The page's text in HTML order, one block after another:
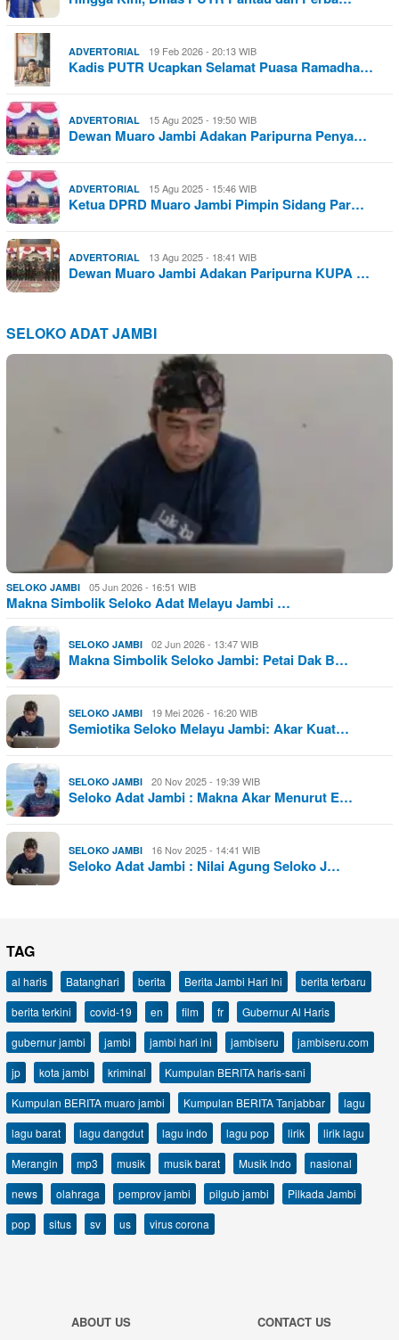
ADVERTORIAL 19 Feb 2026 - 20:13 WIB
Kadis PUTR Ucapkan Selamat Puasa Ramadha…
ADVERTORIAL 15 Agu 2025 - 19:50 WIB
Dewan Muaro Jambi Adakan Paripurna Penya…
ADVERTORIAL 15 Agu 2025 - 15:46 WIB
Ketua DPRD Muaro Jambi Pimpin Sidang Par…
ADVERTORIAL 13 Agu 2025 - 18:41 WIB
Dewan Muaro Jambi Adakan Paripurna KUPA …
SELOKO ADAT JAMBI
SELOKO JAMBI 05 Jun 2026 - 16:51 WIB
Makna Simbolik Seloko Adat Melayu Jambi …
SELOKO JAMBI 02 Jun 2026 - 13:47 WIB
Makna Simbolik Seloko Jambi: Petai Dak B…
SELOKO JAMBI 19 Mei 2026 - 16:20 WIB
Semiotika Seloko Melayu Jambi: Akar Kuat…
SELOKO JAMBI 20 Nov 2025 - 19:39 WIB
Seloko Adat Jambi : Makna Akar Menurut E…
SELOKO JAMBI 16 Nov 2025 - 14:41 WIB
Seloko Adat Jambi : Nilai Agung Seloko J…
TAG
al haris Batanghari berita Berita Jambi Hari Ini
berita terbaru
berita terkini
covid-19 en film fr
Gubernur Al Haris
gubernur jambi
jambi jambi hari ini jambiseru
jambiseru.com
jp
kota jambi kriminal
Kumpulan BERITA haris-sani
Kumpulan BERITA muaro jambi
Kumpulan BERITA Tanjabbar
lagu
lagu barat
lagu dangdut lagu indo lagu pop lirik
lirik lagu
Merangin
mp3 musik musik barat Musik Indo
nasional
news
olahraga pemprov jambi pilgub jambi
Pilkada Jambi
pop
situs sv us virus corona
ABOUT US
CONTACT US